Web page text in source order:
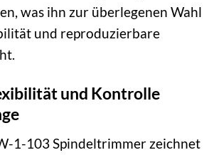
was ihn zur überlegenen Wahl
und reproduzierbare
und Kontrolle
1-103 Spindeltrimmer zeichnet